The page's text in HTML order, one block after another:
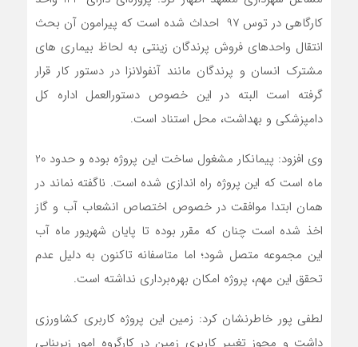
کارگاهی در توس 97 احداث شده است که پیرامون آن بحث
انتقال واحدهای فروش پرندگان زینتی به لحاظ بیماری های
مشترک انسان و پرندگان مانند آنفولانزا در دستور کار قرار
گرفته است البته در این خصوص دستورالعمل اداره کل
دامپزشکی و بهداشت، محل استناد است.
وی افزود: پیمانکار مشغول ساخت این پروژه بوده و حدود 20
ماه است که این پروژه راه اندازی شده است. ناگفته نماند در
همان ابتدا موافقت در خصوص اختصاص انشعاب آب و گاز
اخذ شده است چنان که مقرر بوده تا پایان شهریور ماه آب
این مجموعه متصل شود؛ اما متاسفانه تاکنون به دلیل عدم
تحقق این مهم، پروژه امکان بهره‌برداری نداشته است.
لطفی پور خاطرنشان کرد: زمین این پروژه کاربری کشاورزی
داشت و مجوز تغییر کاربری زمین در کارگروه امور زیربنایی